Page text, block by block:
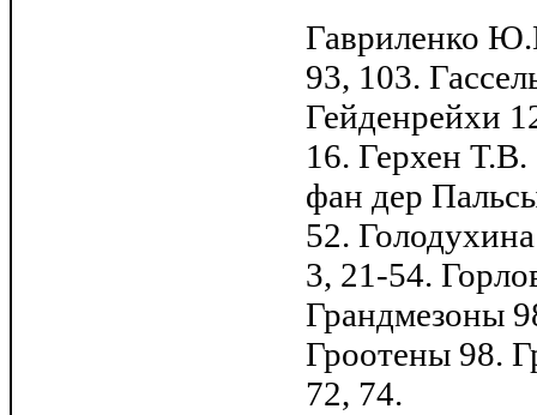
Гавриленко
93, 103.
Гейденрейхи
16. Герхен
фан дер
52.
3, 21-54.
Грандмезоны
Гроотены 98.
72, 74.